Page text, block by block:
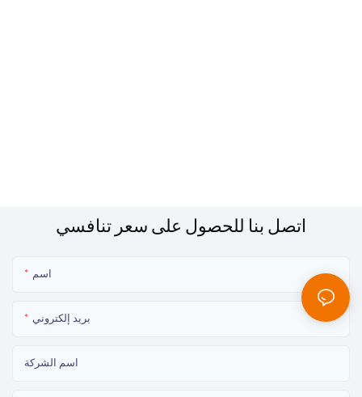
اتصل بنا للحصول على سعر تنافسي
اسم
بريد إلكتروني
اسم الشركة